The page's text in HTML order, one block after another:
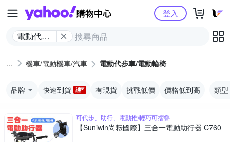
Yahoo購物中心
電動代步
椅
登入
機車/電動機車/汽車 電動代步車/電動輪椅
品牌 快速到貨 有現貨 挑戰低價 價格低到高 類型
可代步、助行、電動推/輕巧可摺疊
【Suniwin尚耘國際】三合一電動助行器 C760